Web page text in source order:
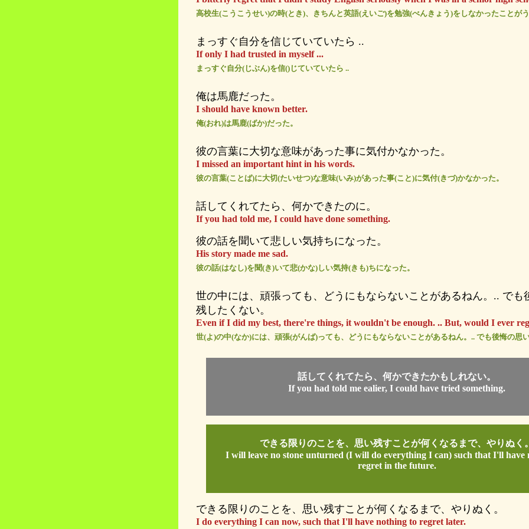
高校生(こうこうせい)の時(とき)、きちんと英語(えいご)を勉強(べんきょう)をしなかったことがう
まっすぐ自分を信じていていたら ..
If only I had trusted in myself ...
まっすぐ自分(じぶん)を信()じていていたら ..
俺は馬鹿だった。
I should have known better.
俺(おれ)は馬鹿(ばか)だった。
彼の言葉に大切な意味があった事に気付かなかった。
I missed an important hint in his words.
彼の言葉(ことば)に大切(たいせつ)な意味(いみ)があった事(こと)に気付(きづ)かなかった。
話してくれてたら、何かできたのに。
If you had told me, I could have done something.
彼の話を聞いて悲しい気持ちになった。
His story made me sad.
彼の話(はなし)を聞(き)いて悲(かな)しい気持(きも)ちになった。
世の中には、頑張っても、どうにもならないことがあるねん。.. でも
残したくない。
Even if I did my best, there're things, it wouldn't be enough. .. But, would I ever
世(よ)の中(なか)には、頑張(がんば)っても、どうにもならないことがあるねん。.. でも後悔の思
話してくれてたら、何かできたかもしれない。
If you had told me ealier, I could have tried something.
できる限りのことを、思い残すことが何くなるまで、やりぬく。
I will leave no stone unturned (I will do everything I can) such that I'll have
regret in the future.
できる限りのことを、思い残すことが何くなるまで、やりぬく。
I do everything I can now, such that I'll have nothing to regret later.